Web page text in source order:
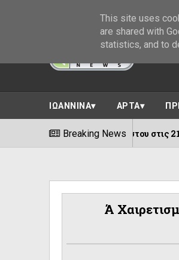
ΙΩΑΝΝΙΝΑ ΑΡΤΑ
Breaking News
! 9 Αυγούστου στις 21:30
Ά
This site uses
are shared with
statistics, and to